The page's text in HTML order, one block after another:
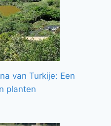
van Turkije: Een
planten